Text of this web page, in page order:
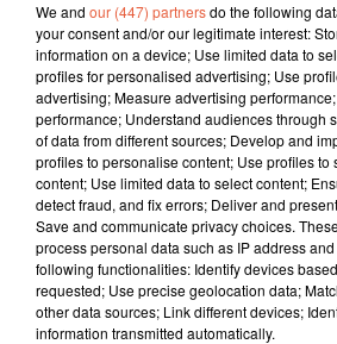
We and our (447) partnersdo the following
your consent and/or our legitimate interest:
information on a device; Use limited data to
profiles for personalised advertising; Use
advertising; Measure advertising
performance; Understand audiences through
of data from different sources; Develop and
profiles to personalise content; Use profiles to
content; Use limited data to select content;
detect fraud, and fix errors; Deliver and
Save and communicate privacy choices.
process personal data such as IP address
following functionalities: Identify devices
requested; Use precise geolocation data;
other data sources; Link different devices;
information transmitted automatically.